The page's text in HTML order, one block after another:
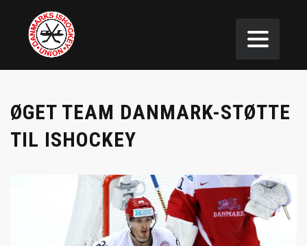
ØGET TEAM DANMARK-STØTTE
TIL ISHOCKEY